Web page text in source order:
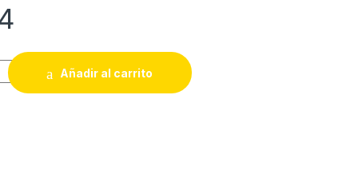
NIPPON quantity
Añadir al carrito